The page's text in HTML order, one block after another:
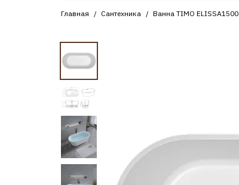
Главная Сантехника Ванна TIMO ELISSA1500